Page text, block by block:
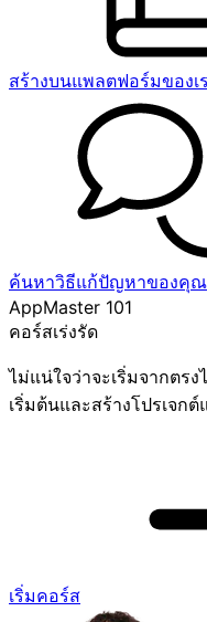
สร้างบนแพลตฟอร์มของเ
ค้นหาวิธีแก้ปัญหาของคุณ
AppMaster 101
คอร์สเร่งรัด
ไม่แน่ใจว่าจะเริ่มจากตร
เริ่มต้นและสร้างโปรเจก
เริ่มคอร์ส